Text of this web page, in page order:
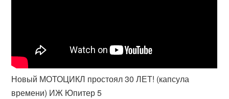
Новый МОТОЦИКЛ простоял 30 ЛЕТ! (капсула
времени) ИЖ Юпитер 5